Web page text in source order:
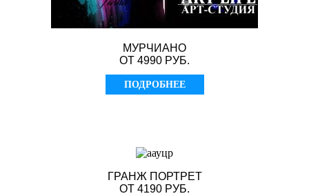
МУРЧИАНО
ОТ 4990 РУБ.
ПОДРОБНЕЕ
ГРАНЖ ПОРТРЕТ
ОТ 4190 РУБ.